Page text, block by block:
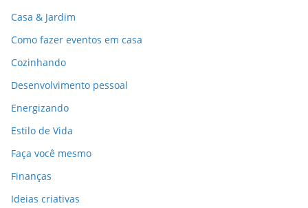
Casa & Jardim
Como fazer eventos em casa
Cozinhando
Desenvolvimento pessoal
Energizando
Estilo de Vida
Faça você mesmo
Finanças
Ideias criativas